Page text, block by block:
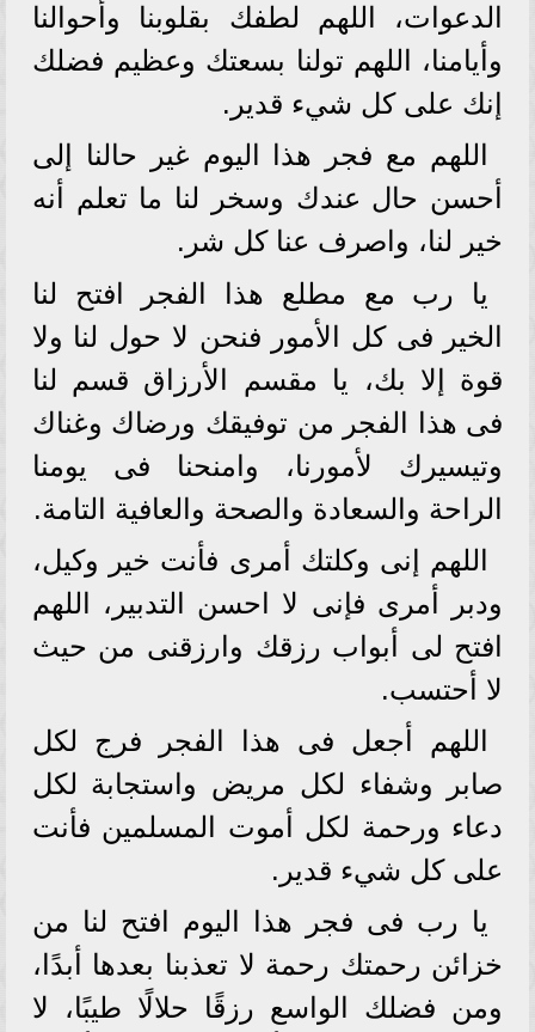
الدعوات، اللهم لطفك بقلوبنا وأحوالنا
وأيامنا، اللهم تولنا بسعتك وعظيم فضلك
إنك على كل شيء قدير.
اللهم مع فجر هذا اليوم غير حالنا إلى
أحسن حال عندك وسخر لنا ما تعلم أنه
خير لنا، واصرف عنا كل شر.
يا رب مع مطلع هذا الفجر افتح لنا
الخير فى كل الأمور فنحن لا حول لنا ولا
قوة إلا بك، يا مقسم الأرزاق قسم لنا
فى هذا الفجر من توفيقك ورضاك وغناك
وتيسيرك لأمورنا، وامنحنا فى يومنا
الراحة والسعادة والصحة والعافية التامة.
اللهم إنى وكلتك أمرى فأنت خير وكيل،
ودبر أمرى فإنى لا احسن التدبير، اللهم
افتح لى أبواب رزقك وارزقنى من حيث
لا أحتسب.
اللهم أجعل فى هذا الفجر فرج لكل
صابر وشفاء لكل مريض واستجابة لكل
دعاء ورحمة لكل أموت المسلمين فأنت
على كل شيء قدير.
يا رب فى فجر هذا اليوم افتح لنا من
خزائن رحمتك رحمة لا تعذبنا بعدها أبدًا،
ومن فضلك الواسع رزقًا حلالًا طيبًا، لا